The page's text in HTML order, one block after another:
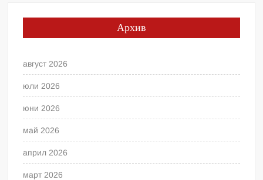
Архив
август 2026
юли 2026
юни 2026
май 2026
април 2026
март 2026